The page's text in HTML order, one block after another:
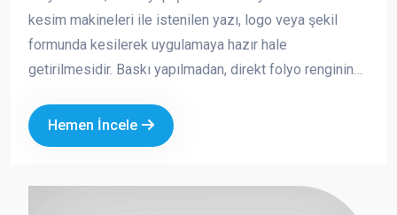
kesim makineleri ile istenilen yazı, logo veya şekil
formunda kesilerek uygulamaya hazır hale
getirilmesidir. Baskı yapılmadan, direkt folyo renginin
görünüm sunar. Özellikle cam, vitrin, araç ve tabela
uygulamalarında tercih edilen folyo kesim, markanızın
Hemen İncele